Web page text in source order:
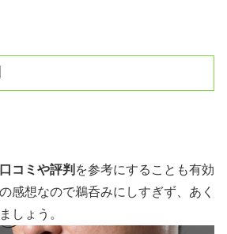
口コミや評判 を参考にすることも有効
感想なので鵜呑みにしすぎず、あく
しょう。